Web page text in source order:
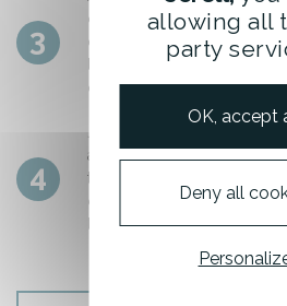
3
coiffée d'un carré (fixé à
d'un velcro), je passe la
lentement 3 fois : sébum,
odeurs disparaissent.
4
Je suspends le manteau
à une hauteur me
toujours avec la brosse
carré, je "vapodile"
l'intérieur
allowing all
party
OK, accept
Deny all